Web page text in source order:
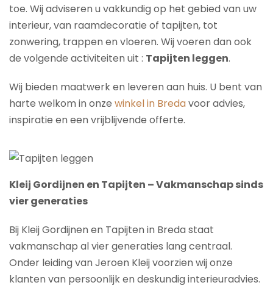
toe. Wij adviseren u vakkundig op het gebied van uw
interieur, van raamdecoratie of tapijten, tot
zonwering, trappen en vloeren. Wij voeren dan ook
de volgende activiteiten uit : Tapijten leggen.
Wij bieden maatwerk en leveren aan huis. U bent van
harte welkom in onze winkel in Bredavoor advies,
inspiratie en een vrijblijvende offerte.
Kleij Gordijnen en Tapijten – Vakmanschap sinds
vier generaties
Bij Kleij Gordijnen en Tapijten in Breda staat
vakmanschap al vier generaties lang centraal.
Onder leiding van Jeroen Kleij voorzien wij onze
klanten van persoonlijk en deskundig interieuradvies.